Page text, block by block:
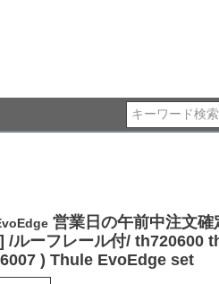
営業日の午前中注文確
/ルーフレール付/ th720600
) Thule EvoEdge set